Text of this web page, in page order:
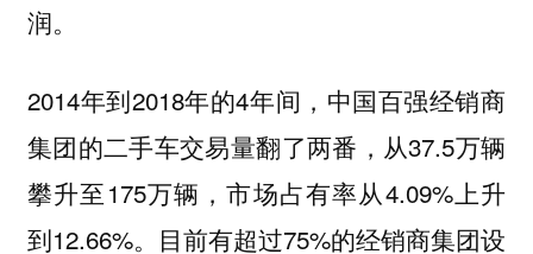
润。
2014年到2018年的4年间，中国百强经销商
集团的二手车交易量翻了两番，从37.5万辆
攀升至175万辆，市场占有率从4.09%上升
到12.66%。目前有超过75%的经销商集团设